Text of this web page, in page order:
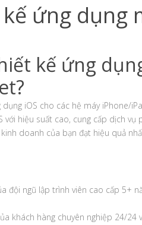
ứng dụng
kế ứng
iOS cho các hệ máy iPhone/
với hiệu suất cao, cung cấp dịch
doanh của bạn đạt hiệu quả
đội ngũ lập trình viên cao cấp 5+
khách hàng chuyên nghiệp 24/24